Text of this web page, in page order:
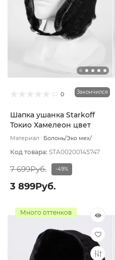
0 Закончился
Шапка ушанка Starkoff
Токио Хамелеон цвет
Чёрный размер 56
Материал : Болонь/Эко мех/
Код товара: STA00200145747
7 699Руб. -49%
3 899Руб.
Много оттенков